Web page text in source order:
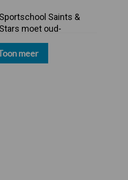
Sportschool Saints &
Stars moet oud-
meer